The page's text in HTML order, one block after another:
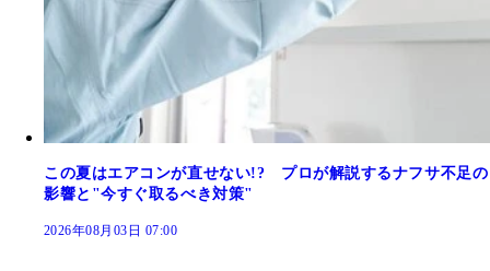
この夏はエアコンが直せない!? プロが解説するナフサ不足の
影響と"今すぐ取るべき対策"
2026年08月03日 07:00